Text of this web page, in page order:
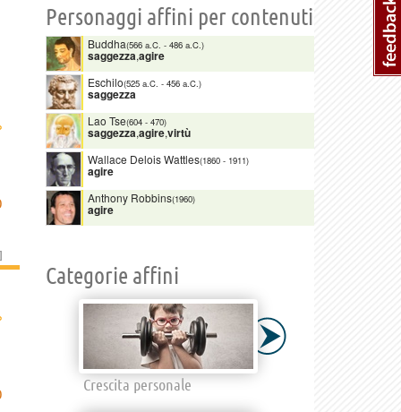
]
Personaggi affini per contenuti
Buddha(566 a.C. - 486 a.C.)
saggezza,agire
Eschilo(525 a.C. - 456 a.C.)
saggezza
Lao Tse(604 - 470)
saggezza,agire,virtù
Wallace Delois Wattles(1860 - 1911)
agire
Anthony Robbins(1960)
agire
Categorie affini
Crescita personale